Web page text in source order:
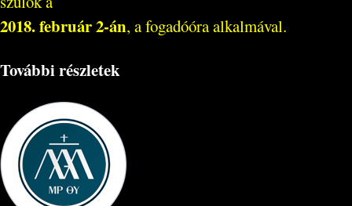
2018. február 2-án, a fogadóóra alkalmával.
További részletek